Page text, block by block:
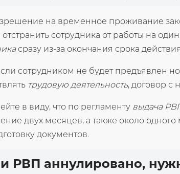
на временное проживание
отстранить сотрудника от работы на
сразу из-за окончания срока
сотрудником не будет предъявлен
трудовую деятельность, договор с
в виду, что по регламенту выдача
двух месяцев, а также около одного
документов.
РВП аннулировано,